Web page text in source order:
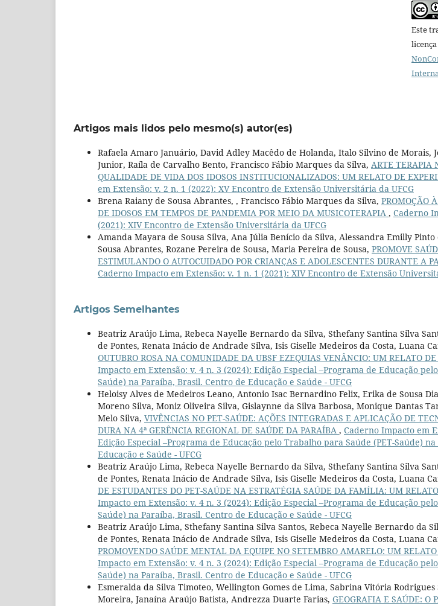
Este
licença
Artigos mais lidos pelo mesmo(s) autor(es)
Rafaela Amaro Januário, David Adley Macêdo de Holanda, Italo Silvino de Morais,
Junior, Raíla de Carvalho Bento, Francisco Fábio Marques da Silva, ARTE TERAPIA
QUALIDADE DE VIDA DOS IDOSOS INSTITUCIONALIZADOS: UM RELATO DE
em Extensão: v. 2 n. 1 (2022): XV Encontro de Extensão Universitária da UFCG
Brena Raiany de Sousa Abrantes, , Francisco Fábio Marques da Silva, PROMOÇÃO
DE IDOSOS EM TEMPOS DE PANDEMIA POR MEIO DA MUSICOTERAPIA , Caderno
(2021): XIV Encontro de Extensão Universitária da UFCG
Amanda Mayara de Sousa Silva, Ana Júlia Benício da Silva, Alessandra Emilly Pinto
Sousa Abrantes, Rozane Pereira de Sousa, Maria Pereira de Sousa, PROMOVE
ESTIMULANDO O AUTOCUIDADO POR CRIANÇAS E ADOLESCENTES DURANTE A
Caderno Impacto em Extensão: v. 1 n. 1 (2021): XIV Encontro de Extensão
Artigos Semelhantes
Beatriz Araújo Lima, Rebeca Nayelle Bernardo da Silva, Sthefany Santina Silva
de Pontes, Renata Inácio de Andrade Silva, Isis Giselle Medeiros da Costa, Luana
OUTUBRO ROSA NA COMUNIDADE DA UBSF EZEQUIAS VENÂNCIO: UM RELATO
Impacto em Extensão: v. 4 n. 3 (2024): Edição Especial –Programa de Educação
Saúde) na Paraíba, Brasil. Centro de Educação e Saúde - UFCG
Heloisy Alves de Medeiros Leano, Antonio Isac Bernardino Felix, Erika de Sousa
Moreno Silva, Moniz Oliveira Silva, Gislaynne da Silva Barbosa, Monique Dantas
Melo Silva, VIVÊNCIAS NO PET-SAÚDE: AÇÕES INTEGRADAS E APLICAÇÃO DE
DURA NA 4ª GERÊNCIA REGIONAL DE SAÚDE DA PARAÍBA , Caderno Impacto em
Edição Especial –Programa de Educação pelo Trabalho para Saúde (PET-Saúde)
Educação e Saúde - UFCG
Beatriz Araújo Lima, Rebeca Nayelle Bernardo da Silva, Sthefany Santina Silva
de Pontes, Renata Inácio de Andrade Silva, Isis Giselle Medeiros da Costa, Luana
DE ESTUDANTES DO PET-SAÚDE NA ESTRATÉGIA SAÚDE DA FAMÍLIA: UM
Impacto em Extensão: v. 4 n. 3 (2024): Edição Especial –Programa de Educação
Saúde) na Paraíba, Brasil. Centro de Educação e Saúde - UFCG
Beatriz Araújo Lima, Sthefany Santina Silva Santos, Rebeca Nayelle Bernardo da
de Pontes, Renata Inácio de Andrade Silva, Isis Giselle Medeiros da Costa, Luana
PROMOVENDO SAÚDE MENTAL DA EQUIPE NO SETEMBRO AMARELO: UM
Impacto em Extensão: v. 4 n. 3 (2024): Edição Especial –Programa de Educação
Saúde) na Paraíba, Brasil. Centro de Educação e Saúde - UFCG
Esmeralda da Silva Timoteo, Wellington Gomes de Lima, Sabrina Vitória
Moreira, Janaína Araújo Batista, Andrezza Duarte Farias, GEOGRAFIA E SAÚDE: O